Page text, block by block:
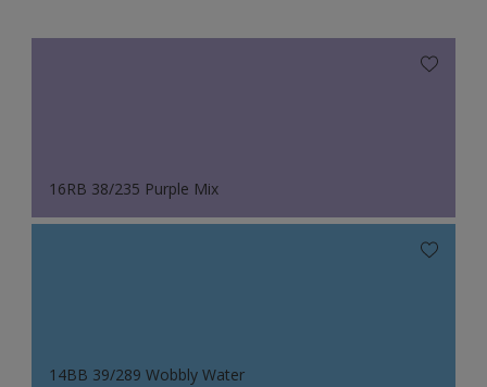
16RB 38/235 Purple Mix
14BB 39/289 Wobbly Water